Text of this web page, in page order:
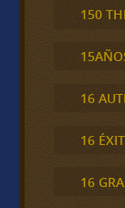
150
16
16
16